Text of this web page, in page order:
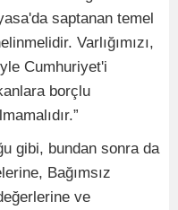
saptanan temel
Varlığımızı,
Cumhuriyet'i
borçlu
gibi, bundan sonra da
Bağımsız
ve